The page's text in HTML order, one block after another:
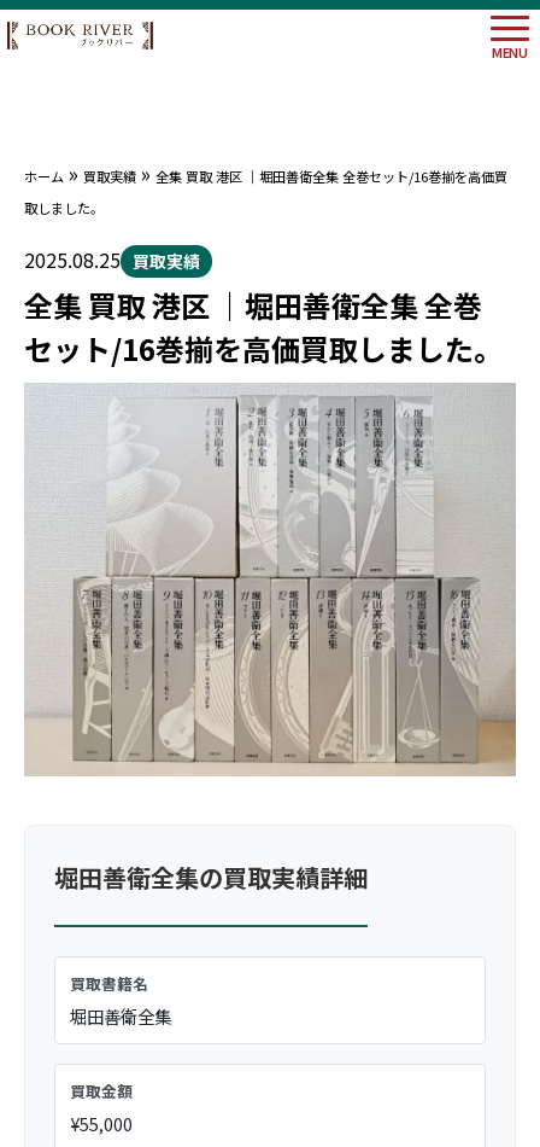
大阪府
神奈川
東京都
MENU
ホーム » 買取実績 » 全集 買取 港区 ｜堀田善衛全集 全巻セット/16巻揃を高価買
取しました。
2025.08.25 買取実績
全集 買取 港区 ｜堀田善衛全集 全巻
セット/16巻揃を高価買取しました。
堀田善衛全集の買取実績詳細
買取書籍名
堀田善衛全集
買取金額
¥55,000